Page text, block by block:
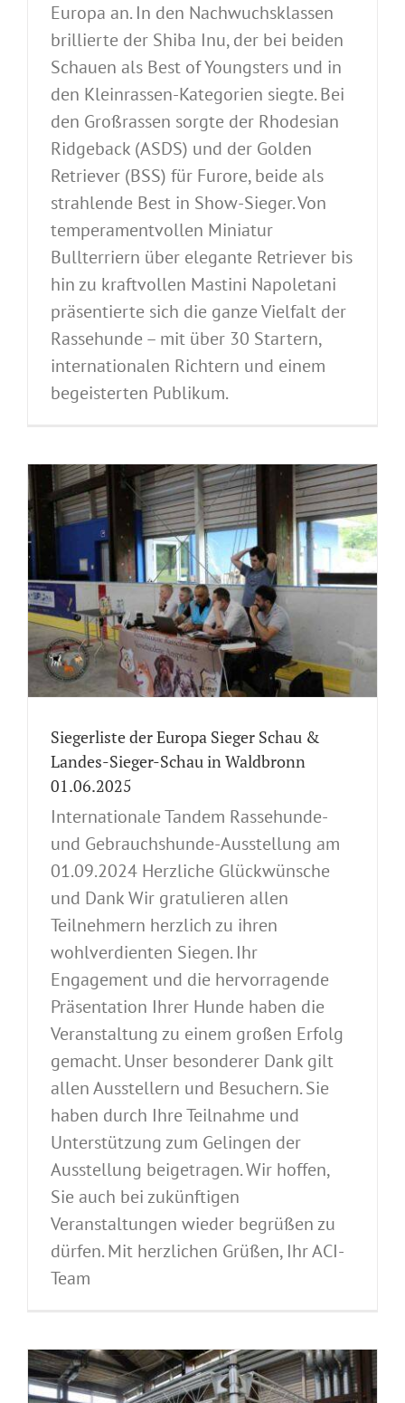
Europa an. In den Nachwuchsklassen
brillierte der Shiba Inu, der bei beiden
Schauen als Best of Youngsters und in
den Kleinrassen-Kategorien siegte. Bei
den Großrassen sorgte der Rhodesian
Ridgeback (ASDS) und der Golden
Retriever (BSS) für Furore, beide als
strahlende Best in Show-Sieger. Von
temperamentvollen Miniatur
Bullterriern über elegante Retriever bis
hin zu kraftvollen Mastini Napoletani
präsentierte sich die ganze Vielfalt der
Rassehunde – mit über 30 Startern,
internationalen Richtern und einem
begeisterten Publikum.
Siegerliste der Europa Sieger Schau &
Landes-Sieger-Schau in Waldbronn
01.06.2025
Internationale Tandem Rassehunde-
und Gebrauchshunde-Ausstellung am
01.09.2024 Herzliche Glückwünsche
und Dank Wir gratulieren allen
Teilnehmern herzlich zu ihren
wohlverdienten Siegen. Ihr
Engagement und die hervorragende
Präsentation Ihrer Hunde haben die
Veranstaltung zu einem großen Erfolg
gemacht. Unser besonderer Dank gilt
allen Ausstellern und Besuchern. Sie
haben durch Ihre Teilnahme und
Unterstützung zum Gelingen der
Ausstellung beigetragen. Wir hoffen,
Sie auch bei zukünftigen
Veranstaltungen wieder begrüßen zu
dürfen. Mit herzlichen Grüßen, Ihr ACI-
Team